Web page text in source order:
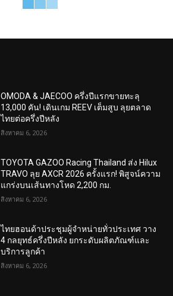
OMODA & JAECOO ครึ่งปีแรกขายทะลุ
13,000 คัน! เดินเกม REEV เต็มสูบ ลุยตลาด
ไทยต่อครึ่งปีหลัง
สิงหาคม 6, 2026
TOYOTA GAZOO Racing Thailand ส่ง Hilux
TRAVO ลุย AXCR 2026 ครั้งแรก! พิสูจน์ความ
แกร่งบนเส้นทางโหด 2,200 กม.
สิงหาคม 6, 2026
ไทยฮอนด้าประชุมผู้จำหน่ายทั่วประเทศ วาง
4 กลยุทธ์ครึ่งปีหลัง ยกระดับผลิตภัณฑ์และ
บริการลูกค้า
สิงหาคม 6, 2026